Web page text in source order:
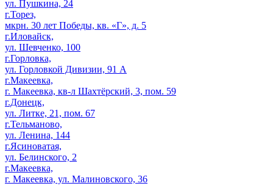
ул. Пушкина, 24
г.Торез,
мкрн. 30 лет Победы, кв. «Г», д. 5
г.Иловайск,
ул. Шевченко, 100
г.Горловка,
ул. Горловкой Дивизии, 91 А
г.Макеевка,
г. Макеевка, кв-л Шахтёрский, 3, пом. 59
г.Донецк,
ул. Литке, 21, пом. 67
г.Тельманово,
ул. Ленина, 144
г.Ясиноватая,
ул. Белинского, 2
г.Макеевка,
г. Макеевка, ул. Малиновского, 36